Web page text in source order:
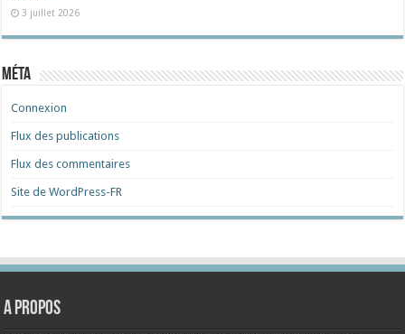
3 juillet 2026
Méta
Connexion
Flux des publications
Flux des commentaires
Site de WordPress-FR
A propos